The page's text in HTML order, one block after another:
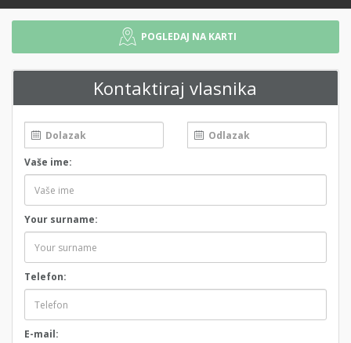
POGLEDAJ NA KARTI
Kontaktiraj vlasnika
Vaše ime:
Your surname:
Telefon:
E-mail: